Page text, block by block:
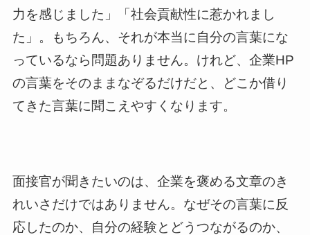
力を感じました」「社会貢献性に惹かれまし
た」。もちろん、それが本当に自分の言葉にな
っているなら問題ありません。けれど、企業HP
の言葉をそのままなぞるだけだと、どこか借り
てきた言葉に聞こえやすくなります。
面接官が聞きたいのは、企業を褒める文章のき
れいさだけではありません。なぜその言葉に反
応したのか、自分の経験とどうつながるのか、